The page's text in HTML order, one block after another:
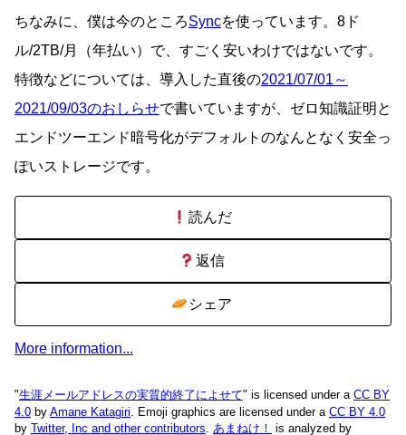
ちなみに、僕は今のところSyncを使っています。8ド
ル/2TB/月（年払い）で、すごく安いわけではないです。
特徴などについては、導入した直後の2021/07/01～
2021/09/03のおしらせで書いていますが、ゼロ知識証明と
エンドツーエンド暗号化がデフォルトのなんとなく安全っ
ぽいストレージです。
読んだ
返信
シェア
More information...
"生涯メールアドレスの実質的終了によせて" is licensed under a CC BY
4.0 by Amane Katagiri . Emoji graphics are licensed under a CC BY 4.0
by Twitter, Inc and other contributors あまねけ！ is analyzed by